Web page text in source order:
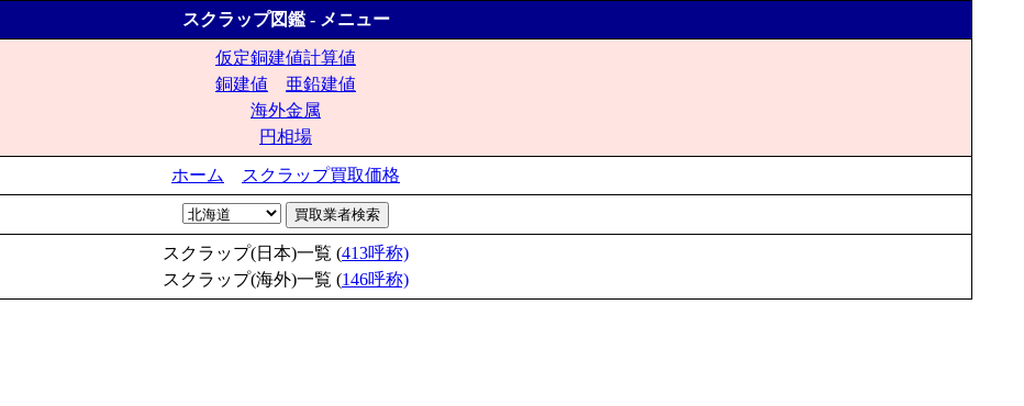
スクラップ図鑑 - メニュー
仮定銅建値計算値
銅建値
亜鉛建値
海外金属
円相場
ホーム スクラップ買取価格
スクラップ(日本)一覧 (413呼称)
スクラップ(海外)一覧 (146呼称)